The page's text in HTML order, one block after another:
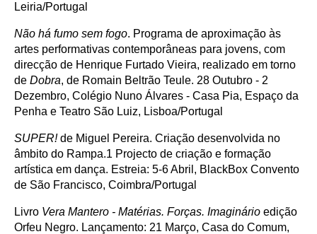
Leiria/Portugal
Não há fumo sem fogo. Programa de aproximação às
artes performativas contemporâneas para jovens, com
direcção de Henrique Furtado Vieira, realizado em torno
de Dobra, de Romain Beltrão Teule. 28 Outubro - 2
Dezembro, Colégio Nuno Álvares - Casa Pia, Espaço da
Penha e Teatro São Luiz, Lisboa/Portugal
SUPER!de Miguel Pereira. Criação desenvolvida no
âmbito do Rampa.1 Projecto de criação e formação
artística em dança. Estreia: 5-6 Abril, BlackBox Convento
de São Francisco, Coimbra/Portugal
Livro Vera Mantero - Matérias. Forças. Imaginário edição
Orfeu Negro. Lançamento: 21 Março, Casa do Comum,